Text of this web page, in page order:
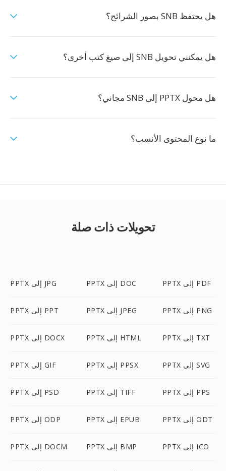
هل يحتفظ SNB بصور الشرائح؟
هل يمكنني تحويل SNB إلى صيغ كتب أخرى؟
هل محول PPTX إلى SNB مجاني؟
ما نوع المحتوى الأنسب؟
تحويلات ذات صلة
PPTX إلى JPG PPTX إلى DOC PPTX إلى PDF
PPTX إلى PPT PPTX إلى JPEG PPTX إلى PNG
PPTX إلى DOCX PPTX إلى HTML PPTX إلى TXT
PPTX إلى GIF PPTX إلى PPSX PPTX إلى SVG
PPTX إلى PSD PPTX إلى TIFF PPTX إلى PPS
PPTX إلى ODP PPTX إلى EPUB PPTX إلى ODT
PPTX إلى DOCM PPTX إلى BMP PPTX إلى ICO